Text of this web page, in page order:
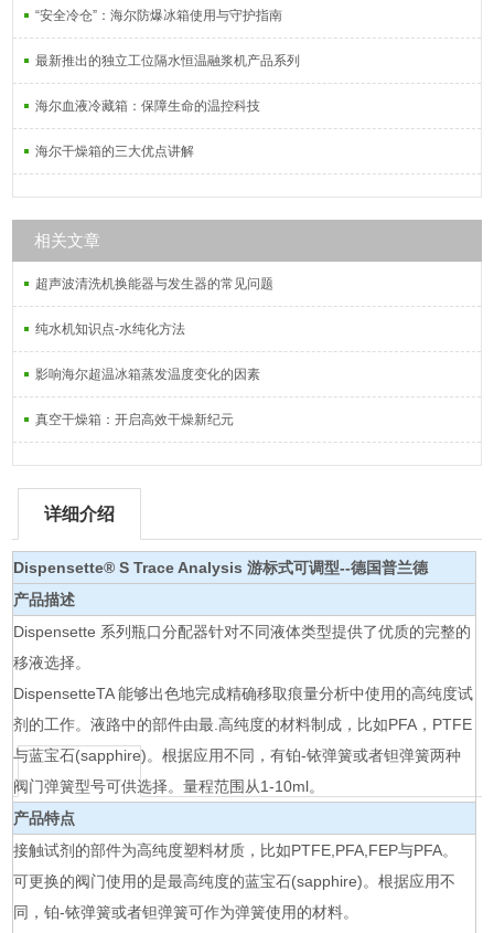
“安全冷仓”：海尔防爆冰箱使用与守护指南
最新推出的独立工位隔水恒温融浆机产品系列
海尔血液冷藏箱：保障生命的温控科技
海尔干燥箱的三大优点讲解
相关文章
超声波清洗机换能器与发生器的常见问题
纯水机知识点-水纯化方法
影响海尔超温冰箱蒸发温度变化的因素
真空干燥箱：开启高效干燥新纪元
详细介绍
Dispensette® S Trace Analysis 游标式可调型--德国普兰德
产品描述
Dispensette 系列瓶口分配器针对不同液体类型提供了优质的完整的
移液选择。
DispensetteTA 能够出色地完成精确移取痕量分析中使用的高纯度试
剂的工作。液路中的部件由最.高纯度的材料制成，比如PFA，PTFE
与蓝宝石(sapphire)。根据应用不同，有铂-铱弹簧或者钽弹簧两种
阀门弹簧型号可供选择。量程范围从1-10ml。
产品特点
接触试剂的部件为高纯度塑料材质，比如PTFE,PFA,FEP与PFA。
可更换的阀门使用的是最高纯度的蓝宝石(sapphire)。根据应用不
同，铂-铱弹簧或者钽弹簧可作为弹簧使用的材料。